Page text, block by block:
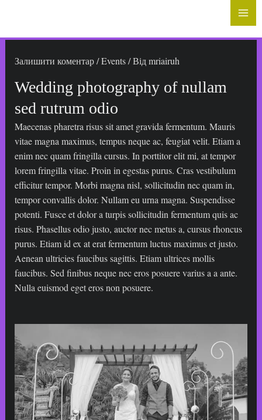
Залишити коментар /Events/ Відmriairuh
Wedding photography of nullam
sed rutrum odio
Maecenas pharetra risus sit amet gravida fermentum. Mauris
vitae magna maximus, tempus neque ac, feugiat velit. Etiam a
enim nec quam fringilla cursus. In porttitor elit mi, at tempor
lorem fringilla vitae. Proin in egestas purus. Cras vestibulum
efficitur tempor. Morbi magna nisl, sollicitudin nec quam in,
tempor convallis dolor. Nullam eu urna magna. Suspendisse
potenti. Fusce et dolor a turpis sollicitudin fermentum quis ac
risus. Phasellus odio justo, auctor nec metus a, cursus rhoncus
purus. Etiam id ex at erat fermentum luctus maximus et justo.
Aenean ultricies faucibus sagittis. Etiam ultrices mollis
faucibus. Sed finibus neque nec eros posuere varius a a ante.
Nulla euismod eget eros non posuere.